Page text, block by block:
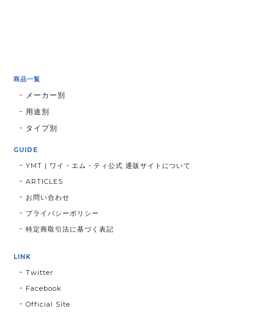
商品一覧
メーカー別
用途別
タイプ別
GUIDE
YMT | ワイ・エム・ティ公式 通販サイトについて
ARTICLES
お問い合わせ
プライバシーポリシー
特定商取引法に基づく表記
LINK
Twitter
Facebook
Official Site